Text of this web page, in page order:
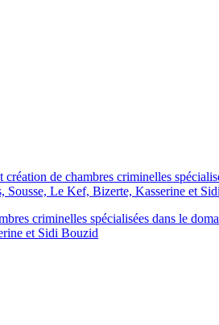
de chambres criminelles
Sousse, Le Kef, Bizerte, Kasserine et
criminelles spécialisées dans le
et Sidi Bouzid